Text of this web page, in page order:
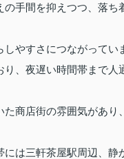
手間を抑えつつ、落ち
やすさにつながってい
、夜遅い時間帯まで人
商店街の雰囲気があり
は三軒茶屋駅周辺、静